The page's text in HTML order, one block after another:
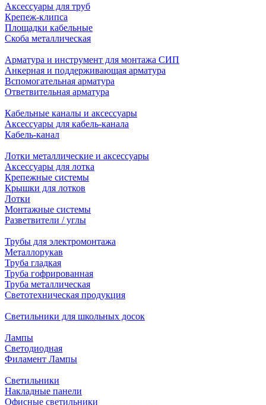
Аксессуары для труб
Крепеж-клипса
Площадки кабельные
Скоба металлическая
Арматура и инструмент для монтажа СИП
Анкерная и поддерживающая арматура
Вспомогательная арматура
Ответвительная арматура
Кабельные каналы и аксессуары
Аксессуары для кабель-канала
Кабель-канал
Лотки металлические и аксессуары
Аксессуары для лотка
Крепежные системы
Крышки для лотков
Лотки
Монтажные системы
Разветвители / углы
Трубы для электромонтажа
Металлорукав
Труба гладкая
Труба гофрированная
Труба металлическая
Светотехническая продукция
Светильники для школьных досок
Лампы
Светодиодная
Филамент Лампы
Светильники
Накладные панели
Офисные светильники